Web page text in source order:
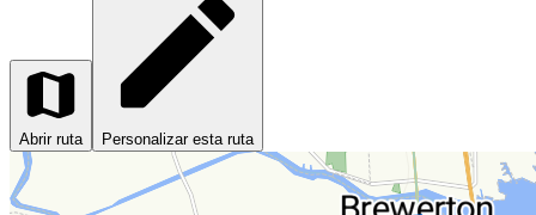
Abrir ruta Personalizar esta ruta